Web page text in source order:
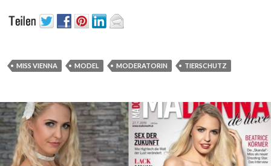
MISS VIENNA MODEL MODERATORIN TIERSCHUTZ